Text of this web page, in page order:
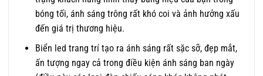
bóng tối, ánh sáng trông rất khó coi và ảnh hưởng xấu
đến giá trị thương hiệu.
Biển led trang trí tạo ra ánh sáng rất sặc sỡ, đẹp mắt,
ấn tượng ngay cả trong điều kiện ánh sáng ban ngày